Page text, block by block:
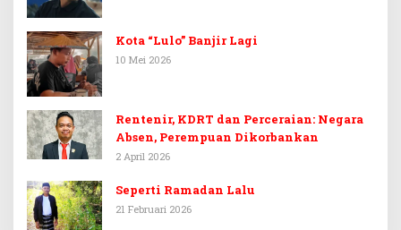
Kota “Lulo” Banjir Lagi
10 Mei 2026
Rentenir, KDRT dan Perceraian: Negara
Absen, Perempuan Dikorbankan
2 April 2026
Seperti Ramadan Lalu
21 Februari 2026